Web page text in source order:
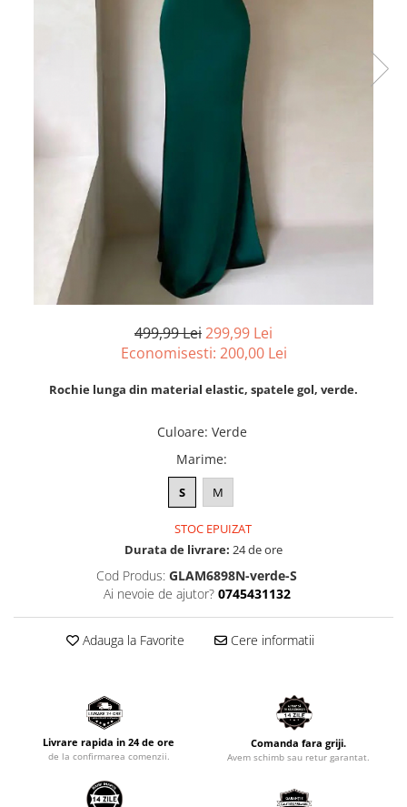
499,99 Lei299,99 Lei
Economisesti: 200,00 Lei
Rochie lunga din material elastic, spatele gol, verde.
Culoare: Verde
Marime:
S M
STOC EPUIZAT
Durata de livrare: 24 de ore
Cod Produs: GLAM6898N-verde-S
Ai nevoie de ajutor? 0745431132
Adauga la Favorite Cere informatii
Livrare rapida in 24 de ore
de la confirmarea comenzii.
Comanda fara griji.
Avem schimb sau retur garantat.